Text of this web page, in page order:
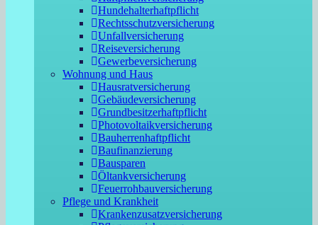
Hundehalterhaftpflicht
Rechtsschutzversicherung
Unfallversicherung
Reiseversicherung
Gewerbeversicherung
Wohnung und Haus
Hausratversicherung
Gebäudeversicherung
Grundbesitzerhaftpflicht
Photovoltaikversicherung
Bauherrenhaftpflicht
Baufinanzierung
Bausparen
Öltankversicherung
Feuerrohbauversicherung
Pflege und Krankheit
Krankenzusatzversicherung